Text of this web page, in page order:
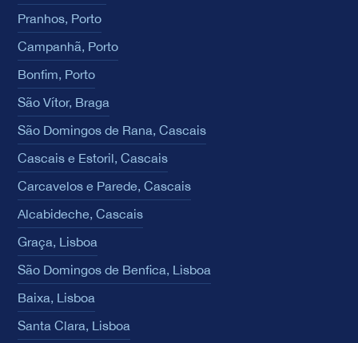
Pranhos, Porto
Campanhã, Porto
Bonfim, Porto
São Vítor, Braga
São Domingos de Rana, Cascais
Cascais e Estoril, Cascais
Carcavelos e Parede, Cascais
Alcabideche, Cascais
Graça, Lisboa
São Domingos de Benfica, Lisboa
Baixa, Lisboa
Santa Clara, Lisboa